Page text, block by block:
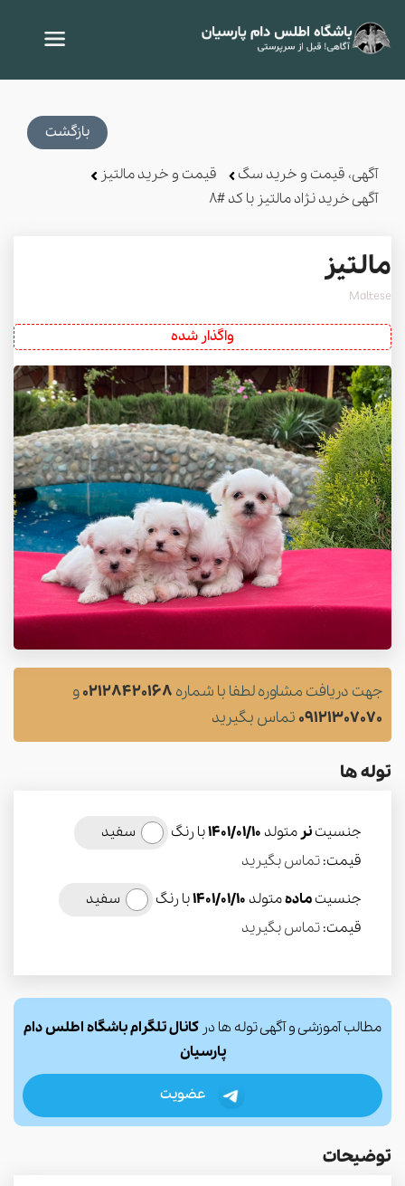
بازگشت
آگهی، قیمت و خرید سگ
قیمت و خرید مالتیز
آگهی خرید نژاد مالتیز با کد #8
مالتیز
Maltese
واگذار شده
جهت دریافت مشاوره لطفا با شماره 02128420168و
09121307070 تماس بگیرید
توله ها
جنسیتنرمتولد 1401/01/10با رنگ
سفید
قیمت:تماس بگیرید
جنسیتمادهمتولد 1401/01/10با رنگ
سفید
قیمت:تماس بگیرید
مطالب آموزشی و آگهی توله ها در کانال تلگرام باشگاه اطلس دام
پارسیان
عضویت
توضیحات